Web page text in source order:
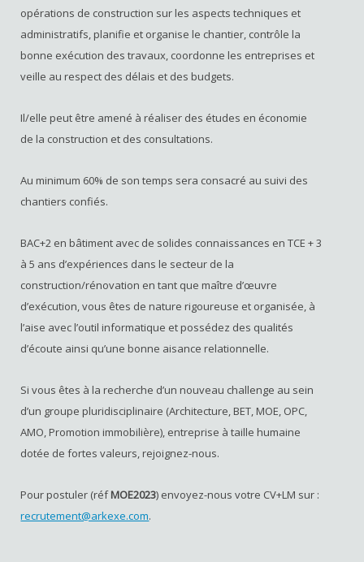
opérations de construction sur les aspects techniques et
administratifs, planifie et organise le chantier, contrôle la
bonne exécution des travaux, coordonne les entreprises et
veille au respect des délais et des budgets.
Il/elle peut être amené à réaliser des études en économie
de la construction et des consultations.
Au minimum 60% de son temps sera consacré au suivi des
chantiers confiés.
BAC+2 en bâtiment avec de solides connaissances en TCE + 3
à 5 ans d’expériences dans le secteur de la
construction/rénovation en tant que maître d’œuvre
d’exécution, vous êtes de nature rigoureuse et organisée, à
l’aise avec l’outil informatique et possédez des qualités
d’écoute ainsi qu’une bonne aisance relationnelle.
Si vous êtes à la recherche d’un nouveau challenge au sein
d’un groupe pluridisciplinaire (Architecture, BET, MOE, OPC,
AMO, Promotion immobilière), entreprise à taille humaine
dotée de fortes valeurs, rejoignez-nous.
Pour postuler (réfMOE2023) envoyez-nous votre CV+LM sur :
recrutement@arkexe.com.